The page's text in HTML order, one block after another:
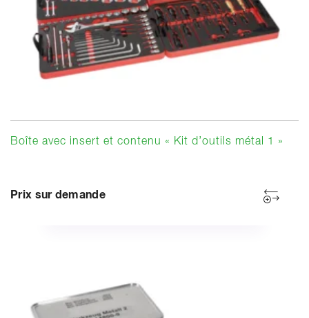
Boîte avec insert et contenu « Kit d’outils métal 1 »
Prix sur demande